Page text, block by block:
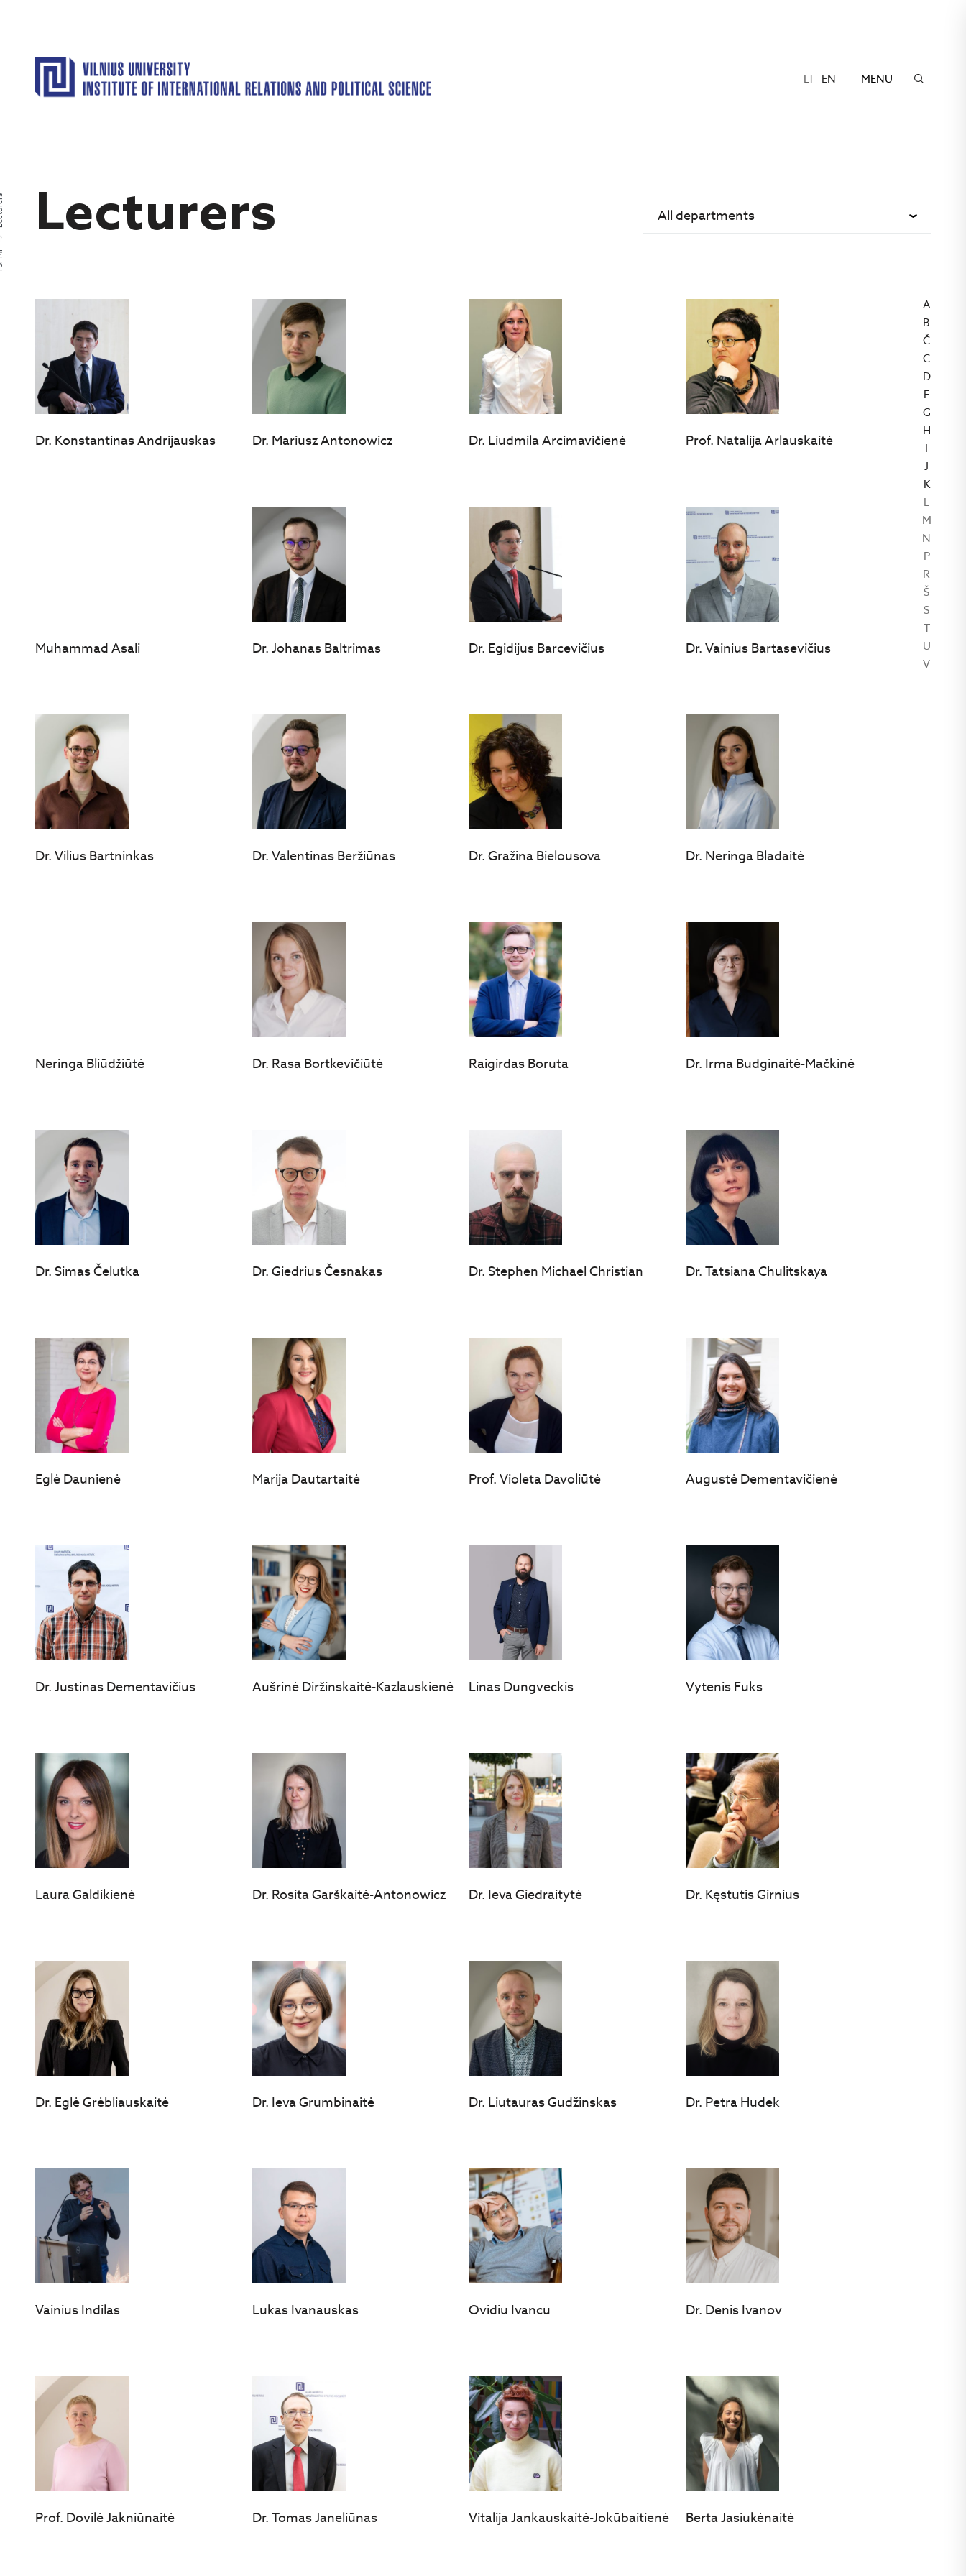
LT EN MENU
Lecturers All departments
Dr. Konstantinas Andrijauskas Dr. Mariusz Antonowicz Dr. Liudmila Arcimavičienė Prof. Natalija Arlauskaitė
Muhammad Asali Dr. Johanas Baltrimas Dr. Egidijus Barcevičius Dr. Vainius Bartasevičius
Dr. Vilius Bartninkas Dr. Valentinas Beržiūnas Dr. Gražina Bielousova Dr. Neringa Bladaitė
Neringa Bliūdžiūtė Dr. Rasa Bortkevičiūtė Raigirdas Boruta Dr. Irma Budginaitė-Mačkinė
Dr. Simas Čelutka Dr. Giedrius Česnakas Dr. Stephen Michael Christian Dr. Tatsiana Chulitskaya
Eglė Daunienė Marija Dautartaitė Prof. Violeta Davoliūtė Augustė Dementavičienė
Dr. Justinas Dementavičius Aušrinė Diržinskaitė-Kazlauskienė Linas Dungveckis Vytenis Fuks
Laura Galdikienė Dr. Rosita Garškaitė-Antonowicz Dr. Ieva Giedraitytė Dr. Kęstutis Girnius
Dr. Eglė Grėbliauskaitė Dr. Ieva Grumbinaitė Dr. Liutauras Gudžinskas Dr. Petra Hudek
Vainius Indilas Lukas Ivanauskas Ovidiu Ivancu Dr. Denis Ivanov
Prof. Dovilė Jakniūnaitė Dr. Tomas Janeliūnas Vitalija Jankauskaitė-Jokūbaitienė Berta Jasiukėnaitė
A
B
Č
C
D
F
G
H
I
J
K
L
M
N
P
R
Š
S
T
U
V